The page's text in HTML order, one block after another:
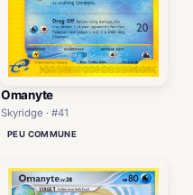
Omanyte
Skyridge · #41
PEU COMMUNE